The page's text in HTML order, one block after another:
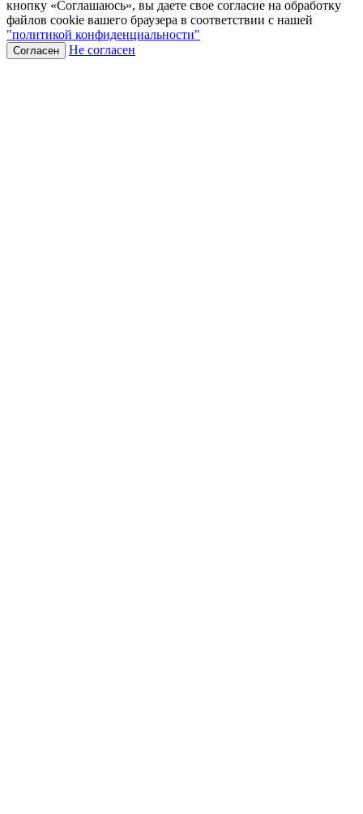
кнопку «Соглашаюсь», вы даете свое согласие на обработку
файлов cookie вашего браузера в соответствии с нашей
"политикой конфиденциальности"
Согласен Не согласен